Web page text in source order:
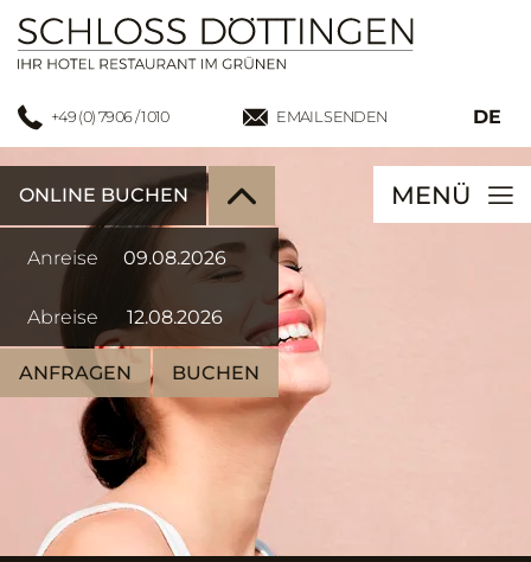
+49 (0) 7906 / 1010 EMAIL SENDEN DE
ONLINE BUCHEN
Anreise
Abreise
ANFRAGEN BUCHEN
MENÜ